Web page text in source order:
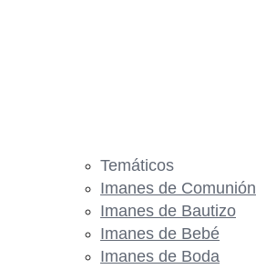
Temáticos
Imanes de Comunión
Imanes de Bautizo
Imanes de Bebé
Imanes de Boda